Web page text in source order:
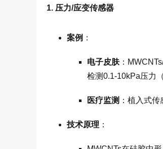
1. 压力/应变传感器
案例 ：
电子皮肤：
检测0.1-10kPa压力（
医疗监测 ：植入式
技术原理 ：